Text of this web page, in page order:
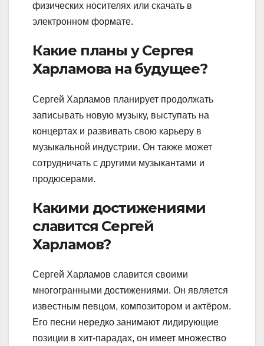
физических носителях или скачать в
электронном формате.
Какие планы у Сергея
Харламова на будущее?
Сергей Харламов планирует продолжать
записывать новую музыку, выступать на
концертах и развивать свою карьеру в
музыкальной индустрии. Он также может
сотрудничать с другими музыкантами и
продюсерами.
Какими достижениями
славится Сергей
Харламов?
Сергей Харламов славится своими
многогранными достижениями. Он является
известным певцом, композитором и актёром.
Его песни нередко занимают лидирующие
позиции в хит-парадах, он имеет множество